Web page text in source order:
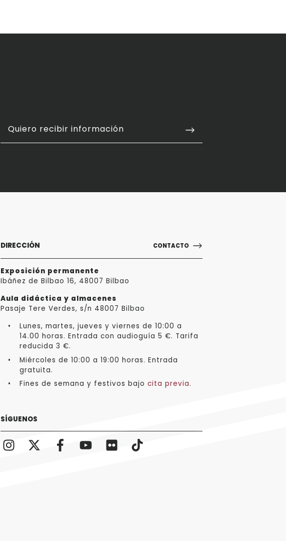
Quiero recibir información
DIRECCIÓN CONTACTO
Exposición permanente
Ibáñez de Bilbao 16, 48007 Bilbao
Aula didáctica y almacenes
Pasaje Tere Verdes, s/n 48007 Bilbao
Lunes, martes, jueves y viernes de 10:00 a
14.00 horas. Entrada con audioguía 5 €. Tarifa
reducida 3 €.
Miércoles de 10:00 a 19:00 horas. Entrada
gratuita.
Fines de semana y festivos bajo cita previa.
SÍGUENOS